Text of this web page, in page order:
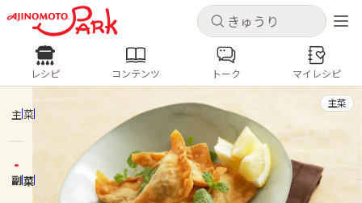
キャンセル
ログインするとレシピを保存できます
ログイン 新規登録
ホーム
キャンセル
レシピ コンテンツ
人気の食材・レシピ
きゅうり なす トマト
とうもろこし
レシピ コンテンツ トーク マイレシピ
主菜
副菜
主菜